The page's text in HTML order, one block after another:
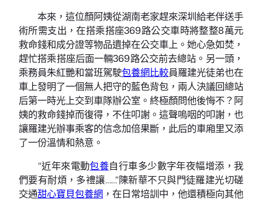
本來，這位顏阿姨從湖南老家趕來深圳給老伴送手
術所需支出，在搭乘搭座369路公交車時將整整8萬元
救命錢和成分證等物品遺掉在公交車上。她心急如焚，
趕忙搭乘搭座后面一輛369路公交前去總站。另一頭，
乘務員朱紅艷和當班駕駛包養網比較員羅建光徒弟也在
車上發明了一個無人把守的藍色背包，兩人決議回總站
后第一時光上交到車隊辦公室。終極顏問他後悔不？阿
姨的救命錢掉而復得，不住叩謝。這聲嗚咽的叩謝，也
讓羅建光辦事乘客的信念加倍果斷，此后的車廂里又添
了一份溫情和熱意。
“近年來電動包養自行車多少數字年夜幅增添，我
們要有耐煩，多禮讓……”陳新華不只與門徒羅建光切磋
交通甜心寶貝包養網 ，在日常培訓中，他還積極向其他